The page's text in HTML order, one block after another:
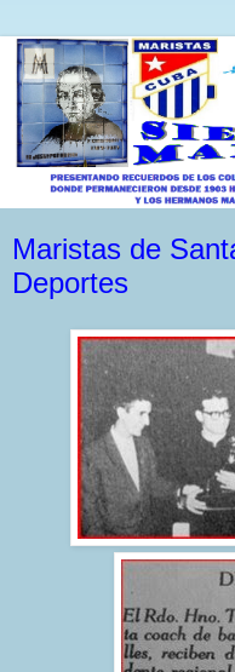
Maristas de
Deportes